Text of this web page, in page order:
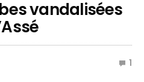
vandalisées
1